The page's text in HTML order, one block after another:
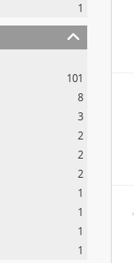
1
101
8
3
2
2
2
1
1
1
1